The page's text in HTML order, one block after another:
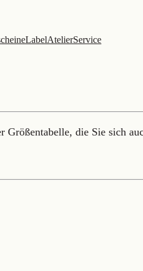
LabelAtelierService
Größentabelle, die Sie sich